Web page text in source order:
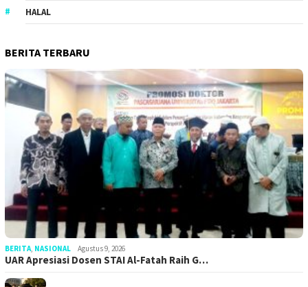
HALAL
BERITA TERBARU
BERITA, NASIONAL Agustus 9, 2026
UAR Apresiasi Dosen STAI Al-Fatah Raih G…